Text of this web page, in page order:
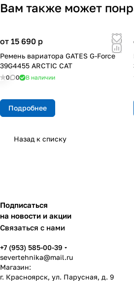
Вам также может
от 15 690 p
Ремень вариатора GATES G-Force
39G4455 ARCTIC CAT
0 0 В наличии
Подробнее
Назад к списку
Подписаться
на новости и акции
Связаться с нами
+7 (953) 585-00-39
severtehnika@mail.ru
Магазин:
г. Красноярск, ул. Парусная, д. 9